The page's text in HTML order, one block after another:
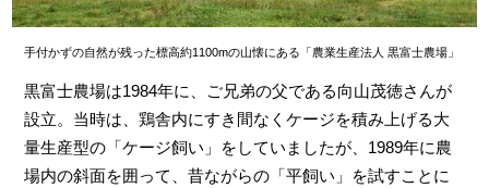
手付かずの自然が残った標高約1100mの山懐にある「農業生産法人 黒富士農場」
黒富士農場は1984年に、ご兄弟の父である向山茂徳さんが
設立。当時は、鶏舎内にすき間なくケージを積み上げる大
量生産型の「ケージ飼い」をしていましたが、1989年に農
場内の斜面を囲って、昔ながらの「平飼い」を試すことに